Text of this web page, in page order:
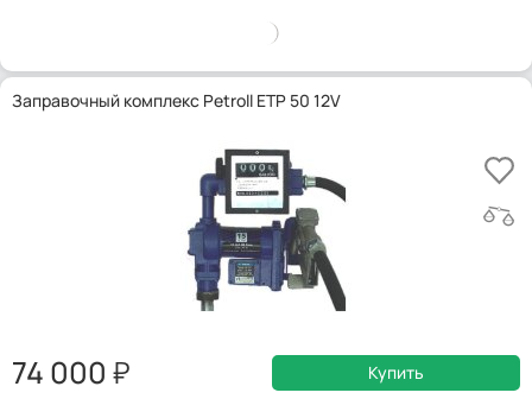
Заправочный комплекс Petroll ETP 50 12V
74 000 Купить